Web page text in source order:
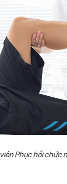
Phục hồi chức